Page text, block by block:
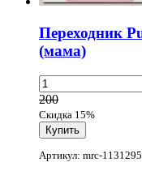
Переходник
(мама)
200
Скидка 15%
Артикул: mrc-1131295